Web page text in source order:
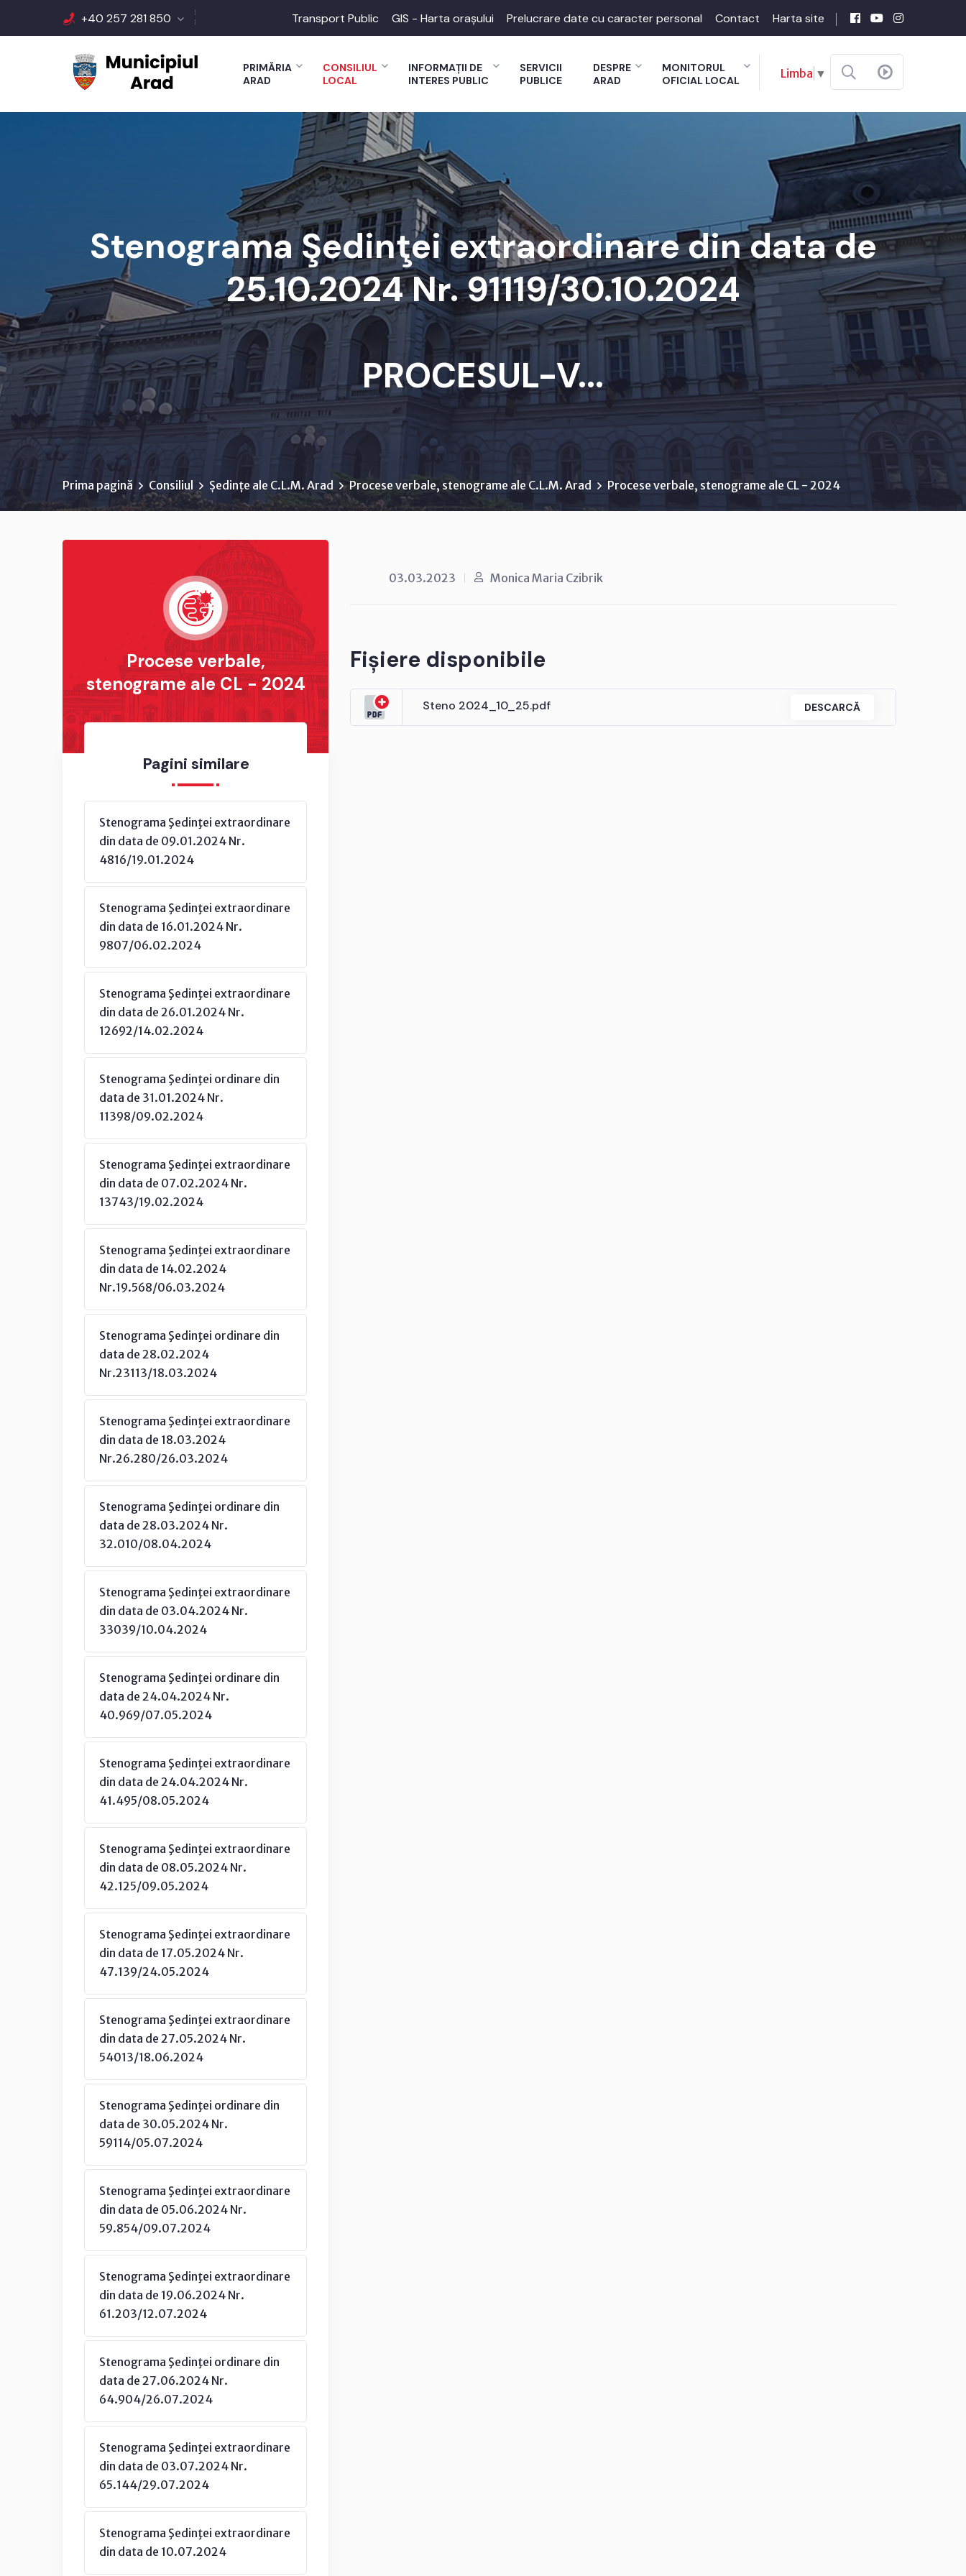
+40 257 281 850 Transport Public GIS - Harta orașului Prelucrare date cu caracter personal Contact Harta site
PRIMĂRIA
ARAD
CONSILIUL
LOCAL
INFORMAȚII DE
INTERES PUBLIC
SERVICII
PUBLICE
DESPRE
ARAD
MONITORUL
OFICIAL LOCAL
Limba ▼
Stenograma Şedinţei extraordinare din data de
25.10.2024 Nr. 91119/30.10.2024
PROCESUL-V...
Prima pagină Consiliul Ședințe ale C.L.M. Arad Procese verbale, stenograme ale C.L.M. Arad Procese verbale, stenograme ale CL - 2024
Procese verbale,
stenograme ale CL - 2024
Pagini similare
Stenograma Şedinţei extraordinare
din data de 09.01.2024 Nr.
4816/19.01.2024
Stenograma Şedinţei extraordinare
din data de 16.01.2024 Nr.
9807/06.02.2024
Stenograma Şedinţei extraordinare
din data de 26.01.2024 Nr.
12692/14.02.2024
Stenograma Şedinţei ordinare din
data de 31.01.2024 Nr.
11398/09.02.2024
Stenograma Şedinţei extraordinare
din data de 07.02.2024 Nr.
13743/19.02.2024
Stenograma Şedinţei extraordinare
din data de 14.02.2024
Nr.19.568/06.03.2024
Stenograma Şedinţei ordinare din
data de 28.02.2024
Nr.23113/18.03.2024
Stenograma Şedinţei extraordinare
din data de 18.03.2024
Nr.26.280/26.03.2024
Stenograma Şedinţei ordinare din
data de 28.03.2024 Nr.
32.010/08.04.2024
Stenograma Şedinţei extraordinare
din data de 03.04.2024 Nr.
33039/10.04.2024
Stenograma Şedinţei ordinare din
data de 24.04.2024 Nr.
40.969/07.05.2024
Stenograma Şedinţei extraordinare
din data de 24.04.2024 Nr.
41.495/08.05.2024
Stenograma Şedinţei extraordinare
din data de 08.05.2024 Nr.
42.125/09.05.2024
Stenograma Şedinţei extraordinare
din data de 17.05.2024 Nr.
47.139/24.05.2024
Stenograma Şedinţei extraordinare
din data de 27.05.2024 Nr.
54013/18.06.2024
Stenograma Şedinţei ordinare din
data de 30.05.2024 Nr.
59114/05.07.2024
Stenograma Şedinţei extraordinare
din data de 05.06.2024 Nr.
59.854/09.07.2024
Stenograma Şedinţei extraordinare
din data de 19.06.2024 Nr.
61.203/12.07.2024
Stenograma Şedinţei ordinare din
data de 27.06.2024 Nr.
64.904/26.07.2024
Stenograma Şedinţei extraordinare
din data de 03.07.2024 Nr.
65.144/29.07.2024
Stenograma Şedinţei extraordinare
din data de 10.07.2024
03.03.2023 Monica Maria Czibrik
Fișiere disponibile
Steno 2024_10_25.pdf DESCARCĂ